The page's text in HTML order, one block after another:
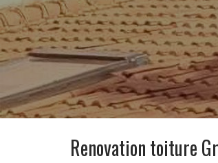
Renovation toiture